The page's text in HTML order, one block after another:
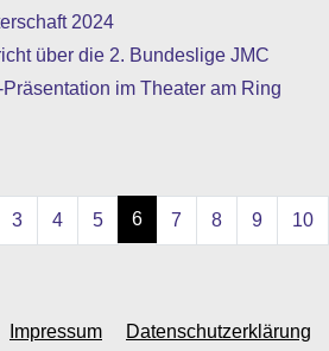
2024
über die 2. Bundeslige JMC
im Theater am Ring
3 4 5 6 7 8 9 10
Impressum Datenschutzerklärung